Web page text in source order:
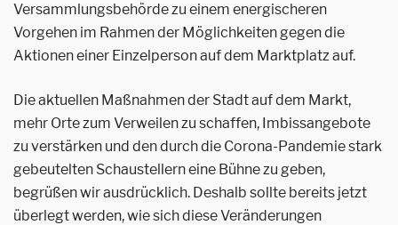
Versammlungsbehörde zu einem energischeren
Vorgehen im Rahmen der Möglichkeiten gegen die
Aktionen einer Einzelperson auf dem Marktplatz auf.
Die aktuellen Maßnahmen der Stadt auf dem Markt,
mehr Orte zum Verweilen zu schaffen, Imbissangebote
zu verstärken und den durch die Corona-Pandemie stark
gebeutelten Schaustellern eine Bühne zu geben,
begrüßen wir ausdrücklich. Deshalb sollte bereits jetzt
überlegt werden, wie sich diese Veränderungen